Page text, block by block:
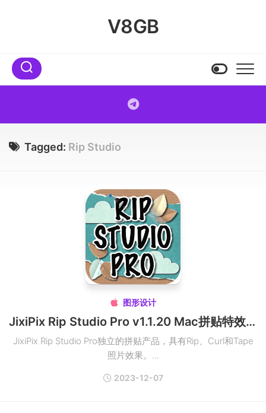
V8GB
Tagged: Rip Studio
 图形设计
JixiPix Rip Studio Pro v1.1.20 Mac拼贴特效处理工具破解版
JixiPix Rip Studio Pro独立的拼贴产品，具有Rip、Curl和Tape
照片效果。...
2023-12-07